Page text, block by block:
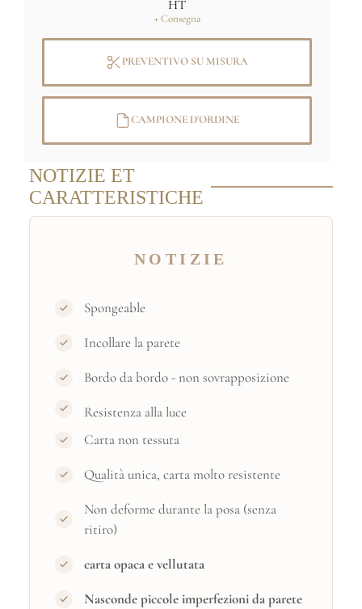
HT
+ Consegna
PREVENTIVO SU MISURA
CAMPIONE D'ORDINE
NOTIZIE ET
CARATTERISTICHE
NOTIZIE
Spongeable
Incollare la parete
Bordo da bordo - non sovrapposizione
Resistenza alla luce
Carta non tessuta
Qualità unica, carta molto resistente
Non deforme durante la posa (senza
ritiro)
carta opaca e vellutata
Nasconde piccole imperfezioni da parete